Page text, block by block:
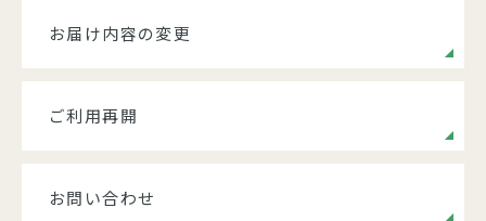
お届け内容の変更
ご利用再開
お問い合わせ